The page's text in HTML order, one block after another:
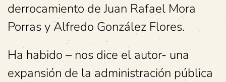
derrocamiento de Juan Rafael Mora
Porras y Alfredo González Flores.
Ha habido – nos dice el autor- una
expansión de la administración pública